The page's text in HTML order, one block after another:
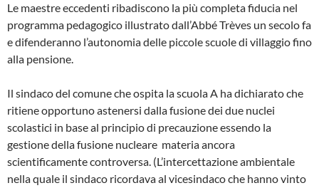
Le maestre eccedenti ribadiscono la più completa fiducia nel
programma pedagogico illustrato dall’Abbé Trèves un secolo fa
e difenderanno l’autonomia delle piccole scuole di villaggio fino
alla pensione.
Il sindaco del comune che ospita la scuola A ha dichiarato che
ritiene opportuno astenersi dalla fusione dei due nuclei
scolastici in base al principio di precauzione essendo la
gestione della fusione nucleare materia ancora
scientificamente controversa. (L’intercettazione ambientale
nella quale il sindaco ricordava al vicesindaco che hanno vinto